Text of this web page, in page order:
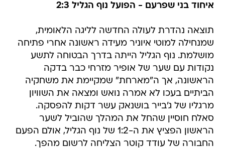
איחוד בני שפרעם - הפועל נוף הגליל 2:3
תוצאה נהדרת לעולה החדשה לליגה הלאומית,
שמנחילה למוטי איוניר מעידה ראשונה אחרי פתיחה
מושלמת. נוף הגליל הייתה בדרך הבטוחה לתשע
נקודות עם שער של אופיר מזרחי כבר בדקה
הראשונה, אך ה"מארחת" שמקיימת את משחקיה
הביתיים בעכו לא אמרה נואש ומצאה את השוויון
מרגליו של ג'בייר בושנאק עשר דקות להפסקה.
סאלח חוסיין שהחל את המהלך שהוביל לשער
הראשון הפציץ את ה-1:2 של נוף הגליל, אולם הפעם
החבורה של עודד קוטר הצליחה לרשום מהפך.